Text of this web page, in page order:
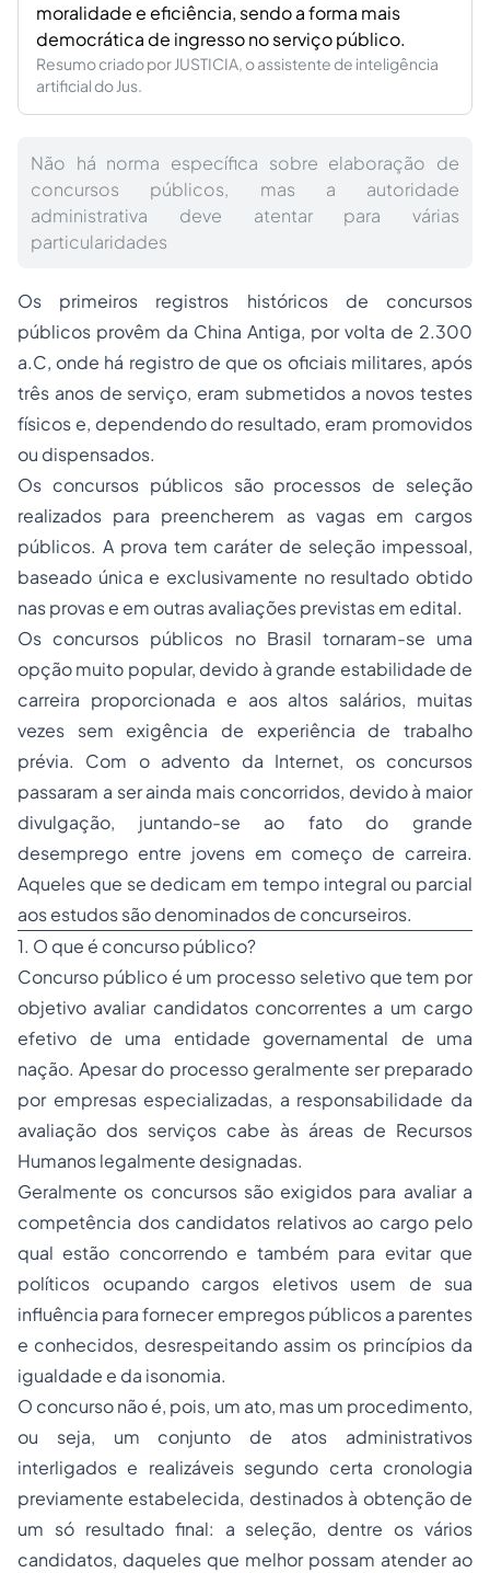
moralidade e eficiência, sendo a forma mais
democrática de ingresso no serviço público.
Resumo criado por JUSTICIA, o assistente de inteligência
artificial do Jus.
Não há norma específica sobre elaboração de
concursos públicos, mas a autoridade
administrativa deve atentar para várias
particularidades
Os primeiros registros históricos de concursos
públicos provêm da China Antiga, por volta de 2.300
a.C, onde há registro de que os oficiais militares, após
três anos de serviço, eram submetidos a novos testes
físicos e, dependendo do resultado, eram promovidos
ou dispensados.
Os concursos públicos são processos de seleção
realizados para preencherem as vagas em cargos
públicos. A prova tem caráter de seleção impessoal,
baseado única e exclusivamente no resultado obtido
nas provas e em outras avaliações previstas em edital.
Os concursos públicos no Brasil tornaram-se uma
opção muito popular, devido à grande estabilidade de
carreira proporcionada e aos altos salários, muitas
vezes sem exigência de experiência de trabalho
prévia. Com o advento da Internet, os concursos
passaram a ser ainda mais concorridos, devido à maior
divulgação, juntando-se ao fato do grande
desemprego entre jovens em começo de carreira.
Aqueles que se dedicam em tempo integral ou parcial
aos estudos são denominados de concurseiros.
1. O que é concurso público?
Concurso público é um processo seletivo que tem por
objetivo avaliar candidatos concorrentes a um cargo
efetivo de uma entidade governamental de uma
nação. Apesar do processo geralmente ser preparado
por empresas especializadas, a responsabilidade da
avaliação dos serviços cabe às áreas de Recursos
Humanos legalmente designadas.
Geralmente os concursos são exigidos para avaliar a
competência dos candidatos relativos ao cargo pelo
qual estão concorrendo e também para evitar que
políticos ocupando cargos eletivos usem de sua
influência para fornecer empregos públicos a parentes
e conhecidos, desrespeitando assim os princípios da
igualdade e da isonomia.
O concurso não é, pois, um ato, mas um procedimento,
ou seja, um conjunto de atos administrativos
interligados e realizáveis segundo certa cronologia
previamente estabelecida, destinados à obtenção de
um só resultado final: a seleção, dentre os vários
candidatos, daqueles que melhor possam atender ao